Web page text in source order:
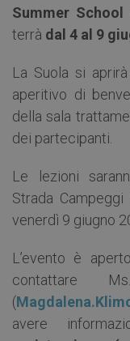
Summer
terrà dal 4 al 9
La Suola si
aperitivo di
della sala
dei partecipanti.
Le lezioni
Strada
venerdì 9 giugno
L’evento è
contattare
(
avere